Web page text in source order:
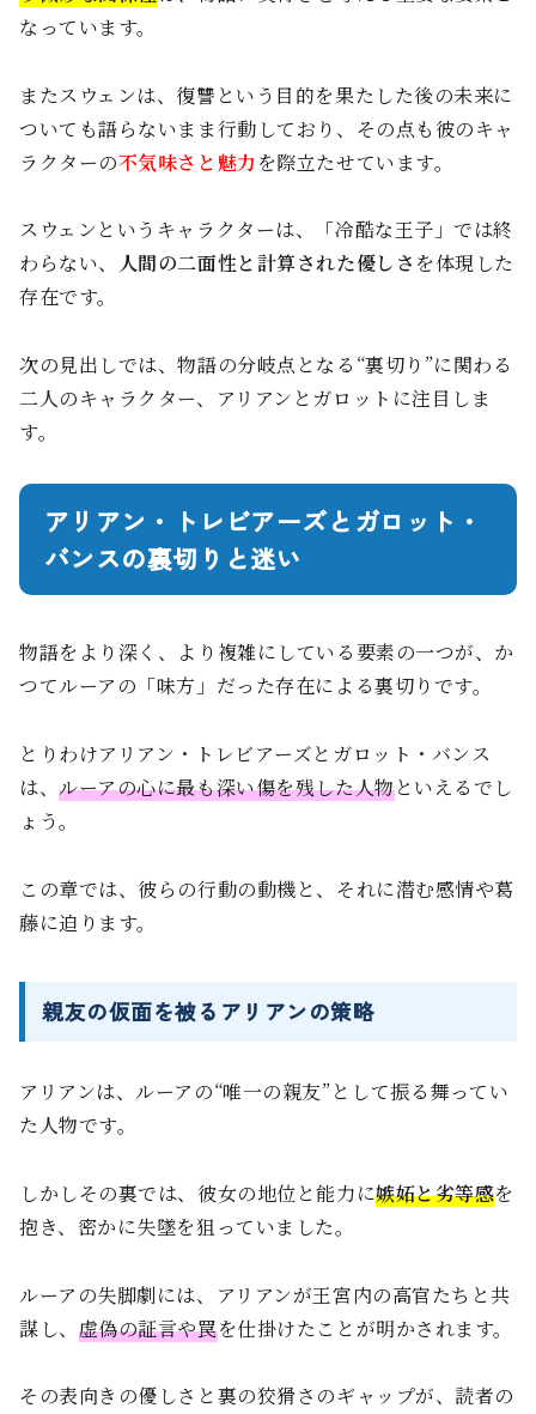
なっています。
またスウェンは、復讐という目的を果たした後の未来に
ついても語らないまま行動しており、その点も彼のキャ
ラクターの不気味さと魅力を際立たせています。
スウェンというキャラクターは、「冷酷な王子」では終
わらない、 人間の二面性と計算された優しさ を体現した
存在です。
次の見出しでは、物語の分岐点となる“裏切り”に関わる
二人のキャラクター、アリアンとガロットに注目しま
す。
アリアン・トレビアーズとガロット・
バンスの裏切りと迷い
物語をより深く、より複雑にしている要素の一つが、か
つてルーアの「味方」だった存在による裏切りです。
とりわけアリアン・トレビアーズとガロット・バンス
は、ルーアの心に最も深い傷を残した人物といえるでし
ょう。
この章では、彼らの行動の動機と、それに潜む感情や葛
藤に迫ります。
親友の仮面を被るアリアンの策略
アリアンは、ルーアの“唯一の親友”として振る舞ってい
た人物です。
しかしその裏では、彼女の地位と能力に嫉妬と劣等感を
抱き、密かに失墜を狙っていました。
ルーアの失脚劇には、アリアンが王宮内の高官たちと共
謀し、 虚偽の証言や罠を仕掛けたことが明かされます。
その表向きの優しさと裏の狡猾さのギャップが、読者の